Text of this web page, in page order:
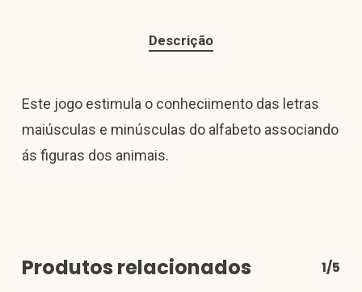
Descrição
Este jogo estimula o conheciimento das letras
maiúsculas e minúsculas do alfabeto associando
ás figuras dos animais.
Produtos relacionados 1/5